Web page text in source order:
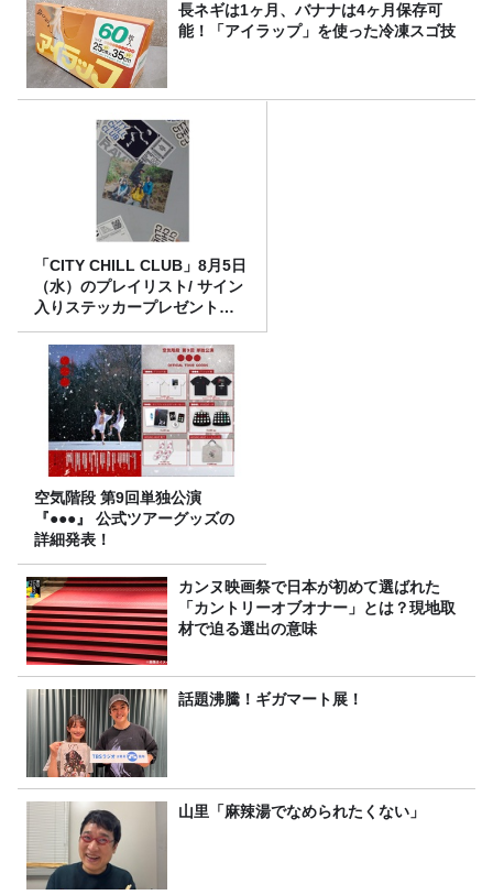
長ネギは1ヶ月、バナナは4ヶ月保存可
能！「アイラップ」を使った冷凍スゴ技
「CITY CHILL CLUB」8月5日
（水）のプレイリスト/ サイン
入りステッカープレゼント有
り
空気階段 第9回単独公演
『●●●』 公式ツアーグッズの
詳細発表！
カンヌ映画祭で日本が初めて選ばれた
「カントリーオブオナー」とは？現地取
材で迫る選出の意味
話題沸騰！ギガマート展！
山里「麻辣湯でなめられたくない」